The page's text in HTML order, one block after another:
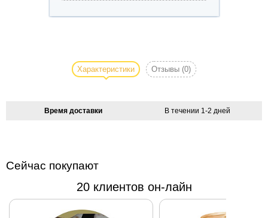
Комплект
подходит и
для собак.
Характеристики Отзывы (0)
Время доставки В течении 1-2 дней
Сейчас покупают
20 клиентов он-лайн